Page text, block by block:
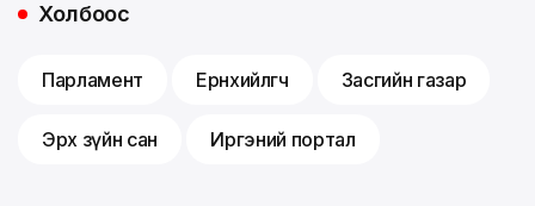
Холбоос
Парламент Ерөнхийлөгч Засгийн газар
Эрх зүйн сан Иргэний портал